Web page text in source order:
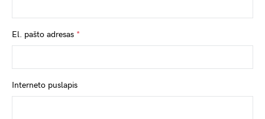
El. pašto adresas *
Interneto puslapis